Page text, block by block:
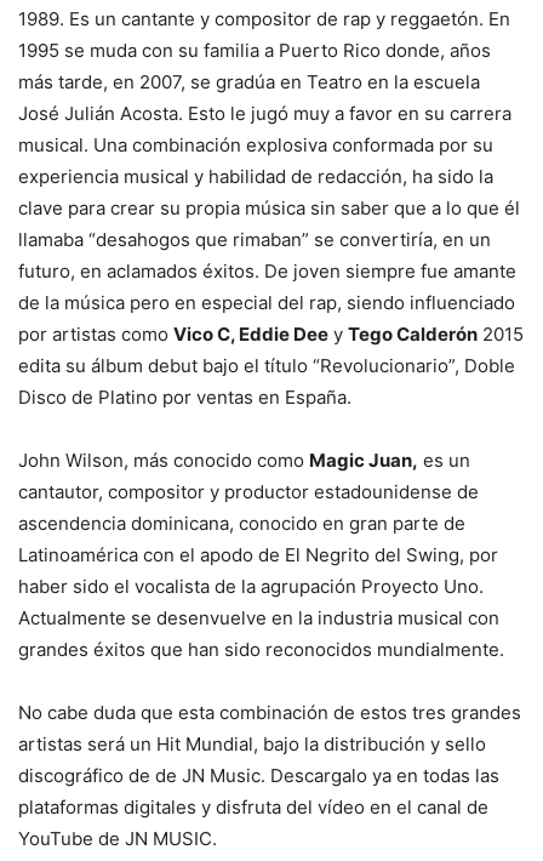
1989. Es un cantante y compositor de rap y reggaetón. En
1995 se muda con su familia a Puerto Rico donde, años
más tarde, en 2007, se gradúa en Teatro en la escuela
José Julián Acosta. Esto le jugó muy a favor en su carrera
musical. Una combinación explosiva conformada por su
experiencia musical y habilidad de redacción, ha sido la
clave para crear su propia música sin saber que a lo que él
llamaba “desahogos que rimaban” se convertiría, en un
futuro, en aclamados éxitos. De joven siempre fue amante
de la música pero en especial del rap, siendo influenciado
por artistas como Vico C, Eddie Dee y Tego Calderón 2015
edita su álbum debut bajo el título “Revolucionario”, Doble
Disco de Platino por ventas en España.
John Wilson, más conocido como Magic Juan, es un
cantautor, compositor y productor estadounidense de
ascendencia dominicana, conocido en gran parte de
Latinoamérica con el apodo de El Negrito del Swing, por
haber sido el vocalista de la agrupación Proyecto Uno.
Actualmente se desenvuelve en la industria musical con
grandes éxitos que han sido reconocidos mundialmente.
No cabe duda que esta combinación de estos tres grandes
artistas será un Hit Mundial, bajo la distribución y sello
discográfico de de JN Music. Descargalo ya en todas las
plataformas digitales y disfruta del vídeo en el canal de
YouTube de JN MUSIC.